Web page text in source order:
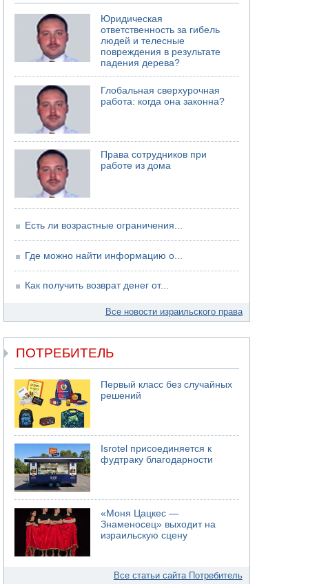
Юридическая
ответственность за гибель
людей и телесные
повреждения в результате
падения дерева?
Глобальная сверхурочная
работа: когда она законна?
Права сотрудников при
работе из дома
Есть ли возрастные ограничения...
Где можно найти информацию о...
Как получить возврат денег от...
Все новости израильского права
ПОТРЕБИТЕЛЬ
Первый класс без случайных
решений
Isrotel присоединяется к
фудтраку благодарности
«Моня Цацкес —
Знаменосец» выходит на
израильскую сцену
Все статьи сайта Потребитель